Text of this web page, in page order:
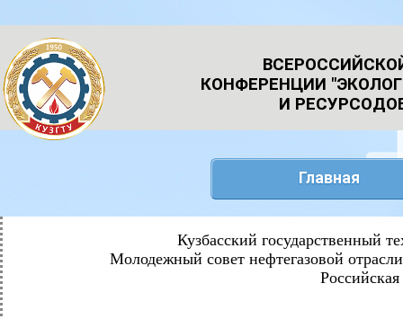
КОНФЕРЕНЦИИ
И
Главная
Кузбасский государственный
Молодежный совет нефтегазовой